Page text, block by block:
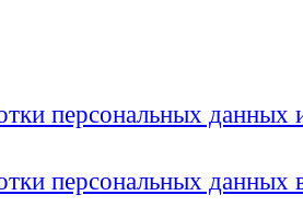
персональных
персональных